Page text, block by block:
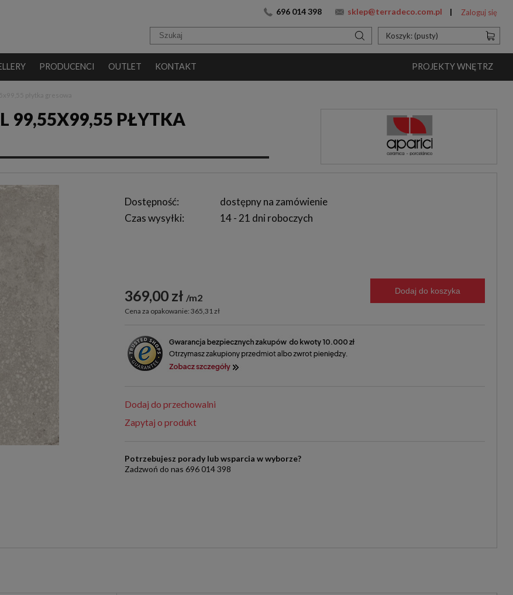
696 014 398 sklep@terradeco.com.pl Zaloguj się
Koszyk: (pusty)
PRODUCENCI OUTLET KONTAKT PROJEKTY WNĘTRZ
99,55X99,55 PŁYTKA
Dostępność:
dostępny na zamówienie
Czas wysyłki:
14 - 21 dni roboczych
369,00 zł m2
Cena za opakowanie: 365,31 zł
Dodaj do koszyka
Dodaj do przechowalni
Zapytaj o produkt
Potrzebujesz porady lub wsparcia w wyborze?
Zadzwoń do nas 696 014 398